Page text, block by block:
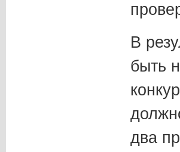
В
быть
два